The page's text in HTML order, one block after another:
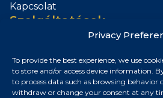
Privacy
To provide the best experience, we use
to store and/or access device information.
to process data such as browsing behavior
withdraw or change your consent at any
Kapcsolat
Szolgáltatások
Kapcsolat
Budapest, Magyarország